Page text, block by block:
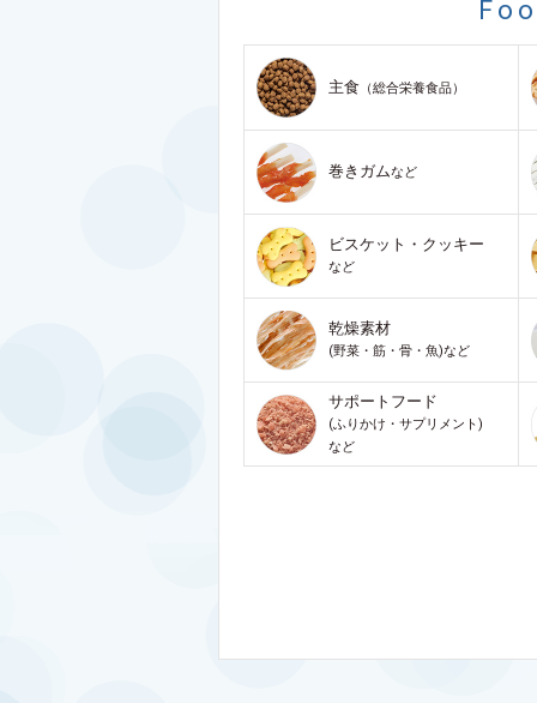
主食 （総合栄養食品）
巻きガムなど
ビスケット・クッキー
など
乾燥素材
(野菜・筋・骨・魚)など
サポートフード
(ふりかけ・サプリメント)
など